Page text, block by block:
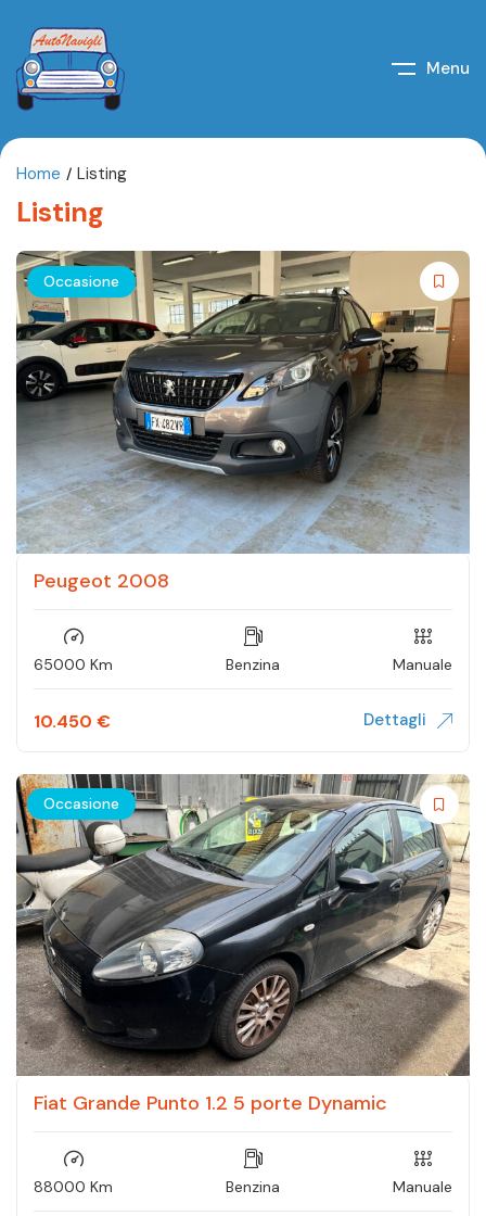
Menu
Home Listing
Listing
Occasione
Peugeot 2008
65000 Km Benzina Manuale
10.450 € Dettagli
Occasione
Fiat Grande Punto 1.2 5 porte Dynamic
88000 Km Benzina Manuale